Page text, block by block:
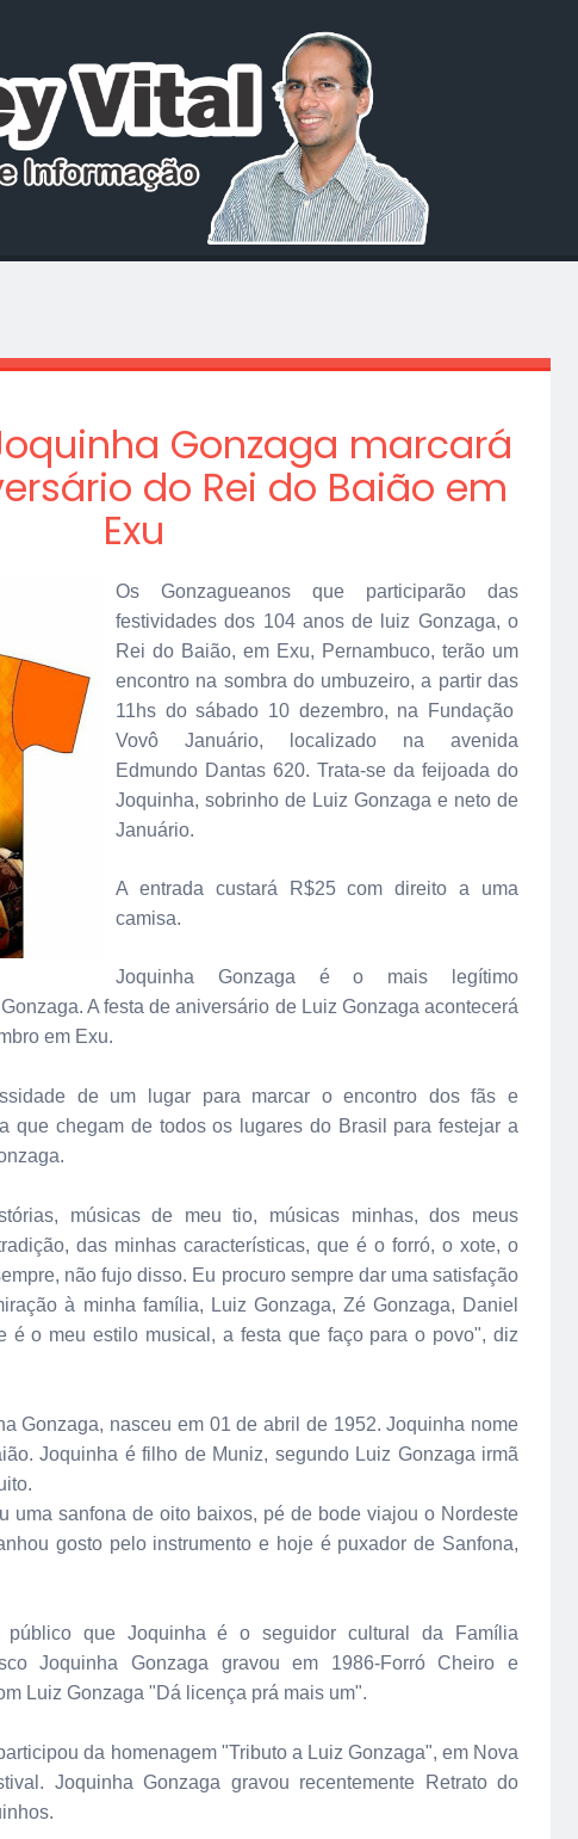
Gonzaga marcará
do Rei do Baião em
Exu
Os Gonzagueanos que participarão das
festividades dos 104 anos de luiz Gonzaga, o
Rei do Baião, em Exu, Pernambuco, terão um
encontro na sombra do umbuzeiro, a partir das
11hs do sábado 10 dezembro, na Fundação
Vovô Januário, localizado na avenida
Edmundo Dantas 620. Trata-se da feijoada do
Joquinha, sobrinho de Luiz Gonzaga e neto de
Januário.
A entrada custará R$25 com direito a uma
camisa.
Joquinha Gonzaga é o mais legítimo
A festa de aniversário de Luiz Gonzaga acontecerá
em Exu.
de um lugar para marcar o encontro dos fãs e
que chegam de todos os lugares do Brasil para festejar a
músicas de meu tio, músicas minhas, dos meus
das minhas características, que é o forró, o xote, o
não fujo disso. Eu procuro sempre dar uma satisfação
à minha família, Luiz Gonzaga, Zé Gonzaga, Daniel
é o meu estilo musical, a festa que faço para o povo", diz
Gonzaga, nasceu em 01 de abril de 1952. Joquinha nome
Joquinha é filho de Muniz, segundo Luiz Gonzaga irmã
uma sanfona de oito baixos, pé de bode viajou o Nordeste
gosto pelo instrumento e hoje é puxador de Sanfona,
público que Joquinha é o seguidor cultural da Família
Joquinha Gonzaga gravou em 1986-Forró Cheiro e
Luiz Gonzaga "Dá licença prá mais um".
da homenagem "Tributo a Luiz Gonzaga", em Nova
Joquinha Gonzaga gravou recentemente Retrato do